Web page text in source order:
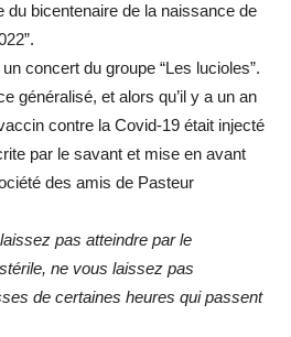
du bicentenaire de la naissance de
concert du groupe “Les lucioles”.
généralisé, et alors qu’il y a un an
contre la Covid-19 était injecté
par le savant et mise en avant
des amis de Pasteur
pas atteindre par le
ne vous laissez pas
de certaines heures qui passent